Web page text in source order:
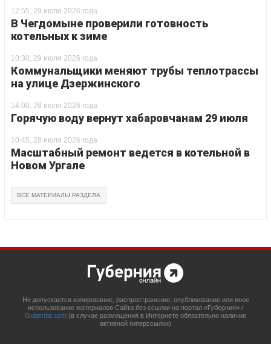
12:55, 29 июля 2026 года
В Чегдомыне проверили готовность
котельных к зиме
10:30, 29 июля 2026 года
Коммунальщики меняют трубы теплотрассы
на улице Дзержинского
14:00, 28 июля 2026 года
Горячую воду вернут хабаровчанам 29 июля
10:45, 28 июля 2026 года
Масштабный ремонт ведется в котельной в
Новом Ургале
ВСЕ МАТЕРИАЛЫ РАЗДЕЛА
Не допускается копирование, распространение, опубликование или иное
использование материалов Сайта без ссылки на портал «Губерния» /
Gubernia.com (в случае размещения в Интернете обязательно наличие
активной гиперссылки)